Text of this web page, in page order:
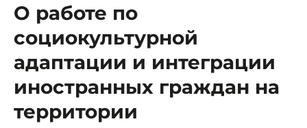
О работе по
социокультурной
адаптации и интеграции
иностранных граждан на
территории